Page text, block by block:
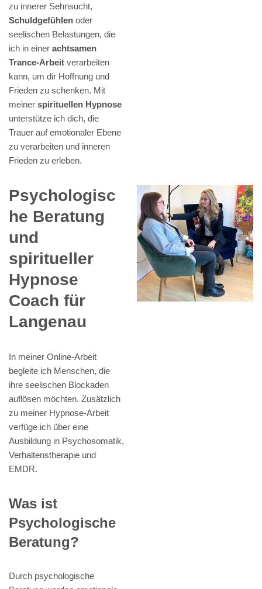
zu innerer Sehnsucht,
Schuldgefühlen oder
seelischen Belastungen, die
ich in einer achtsamen
Trance-Arbeit verarbeiten
kann, um dir Hoffnung und
Frieden zu schenken. Mit
meiner spirituellen Hypnose
unterstütze ich dich, die
Trauer auf emotionaler Ebene
zu verarbeiten und inneren
Frieden zu erleben.
Psychologisc
he Beratung
und
spiritueller
Hypnose
Coach für
Langenau
In meiner Online-Arbeit
begleite ich Menschen, die
ihre seelischen Blockaden
auflösen möchten. Zusätzlich
zu meiner Hypnose-Arbeit
verfüge ich über eine
Ausbildung in Psychosomatik,
Verhaltenstherapie und
EMDR.
Was ist
Psychologische
Beratung?
Durch psychologische